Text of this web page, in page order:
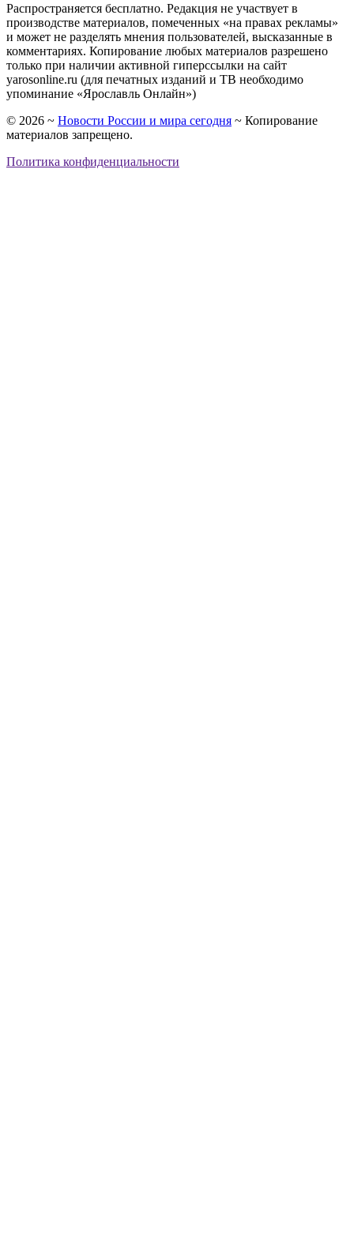
Распространяется бесплатно. Редакция не участвует в
производстве материалов, помеченных «на правах рекламы»
и может не разделять мнения пользователей, высказанные в
комментариях. Копирование любых материалов разрешено
только при наличии активной гиперссылки на сайт
yarosonline.ru (для печатных изданий и ТВ необходимо
упоминание «Ярославль Онлайн»)
© 2026 ~ Новости России и мира сегодня ~ Копирование
материалов запрещено.
Политика конфиденциальности